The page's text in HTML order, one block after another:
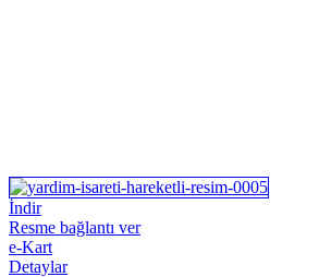
İndir
Resme bağlantı ver
e-Kart
Detaylar